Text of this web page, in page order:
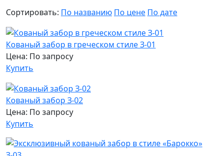
Сортировать: По названию По цене По дате
Кованый забор в греческом стиле З-01
Цена: По запросу
Купить
Кованый забор З-02
Цена: По запросу
Купить